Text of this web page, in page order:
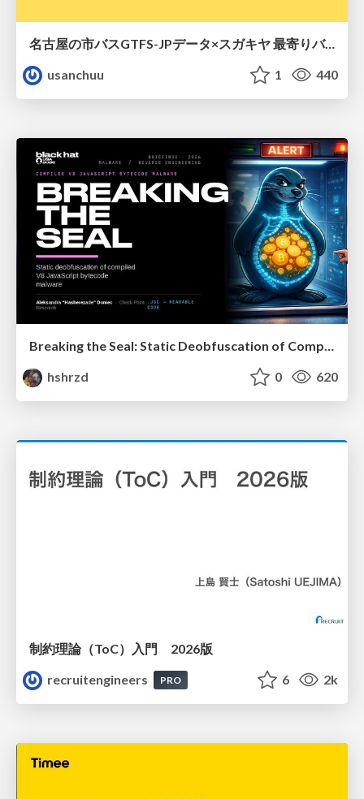
名古屋の市バスGTFS-JPデータ×スガキヤ 最寄りバス停検索をAmazon ElastiCache Serverless for Valkeyで最適化する
usanchuu
1 440
Breaking the Seal: Static Deobfuscation of Compiled V8 JavaScript Bytecode Malware
hshrzd
0 620
制約理論（ToC）入門 2026版
recruitengineers
PRO 6 2k